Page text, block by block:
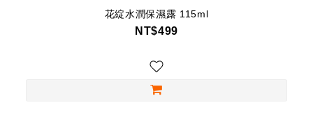
花綻水潤保濕露 115ml
NT$499